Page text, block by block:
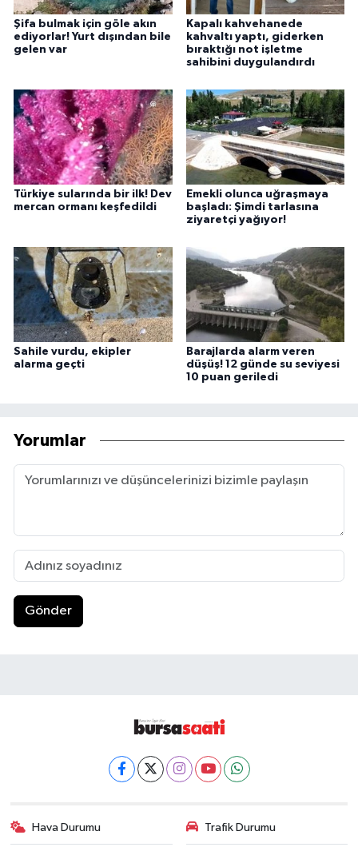
Şifa bulmak için göle akın
ediyorlar! Yurt dışından bile
gelen var
Kapalı kahvehanede
kahvaltı yaptı, giderken
bıraktığı not işletme
sahibini duygulandırdı
Türkiye sularında bir ilk! Dev
mercan ormanı keşfedildi
Emekli olunca uğraşmaya
başladı: Şimdi tarlasına
ziyaretçi yağıyor!
Sahile vurdu, ekipler
alarma geçti
Barajlarda alarm veren
düşüş! 12 günde su seviyesi
10 puan geriledi
Yorumlar
Gönder
Hava Durumu Trafik Durumu